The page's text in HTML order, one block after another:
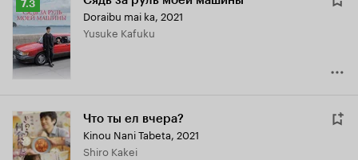
Рейтинг
Кинопоиска
7.3
7.3
Doraibu mai ka, 2021
Yusuke Kafuku
Что ты ел вчера?
Kinou Nani Tabeta, 2021
Shiro Kakei